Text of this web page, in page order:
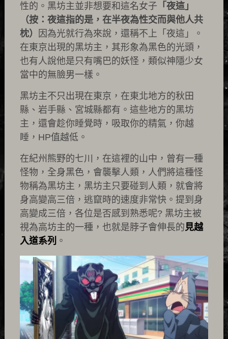
性的。黑坊主並非想要和這名女子 「夜這」
（按：夜這指的是，在半夜為性交而與他人共
枕）
因為光就行為來說，還稱不上「夜這」。
在東京出現的黑坊主，其形象為黑色的光頭，
也有人說他是只有嘴巴的妖怪，類似神隱少女
當中的無臉男一樣。
黑坊主不只出現在東京，在東北地方的秋田
縣、岩手縣、宮城縣都有。這些地方的黑坊
主，還會趁你睡覺時，吸取你的精氣，你越
睡，HP值越低。
在紀州熊野的七川，在這裡的山中，曾有一種
怪物，全身黑色，會襲擊人類，人們將這種怪
物稱為黑坊主，黑坊主只要碰到人類，就會將
身高變高三倍，逃竄時的速度非常快。提到身
高變成三倍，各位是否感到熟悉呢? 黑坊主被
視為高坊主的一種，也就是脖子會伸長的 見越
入道系列 。